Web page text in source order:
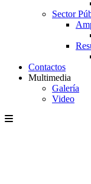
Sector
Contactos
Multimedia
Galería
Video